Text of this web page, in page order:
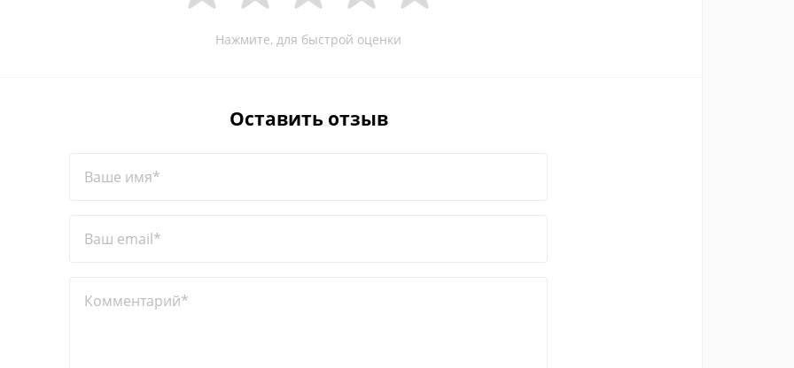
Нажмите, для быстрой оценки
Оставить отзыв
Ваше имя*
Ваш email*
Комментарий*